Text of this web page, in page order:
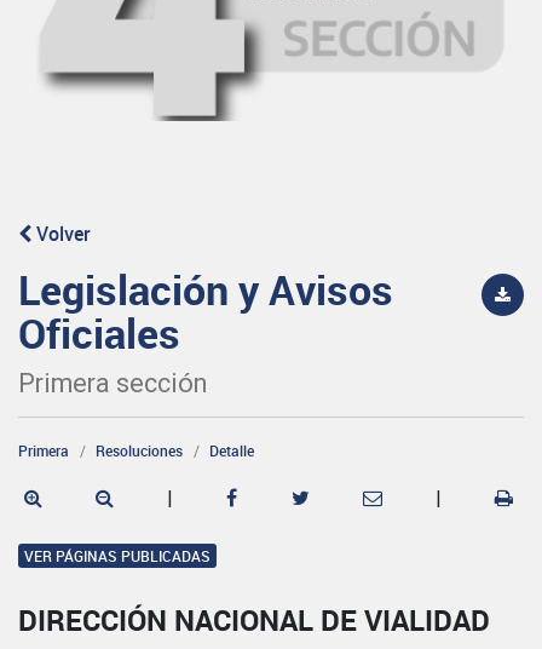
Volver
Legislación y Avisos
Oficiales
Primera sección
Primera Resoluciones Detalle
| |
VER PÁGINAS PUBLICADAS
DIRECCIÓN NACIONAL DE VIALIDAD